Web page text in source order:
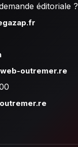
éditoriale ?
outremer.re